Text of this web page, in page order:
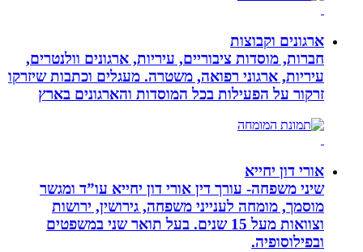
ארגונים וקבוצות
חברות, מוסדות ציבוריים, עיריות, ארגונים וולנטרים,
עיריות, ארגוני רפואה, משטרה. מעגלים וכתבות שיזרקו
זרקור על הפעילות בכל המוסדות והארגונים בארץ
אורי דון יחייא
שיני משפחה- עורך דין אורי דון יחייא עו”ד ומגשר
מוסמך, מומחה לענייני משפחה, גירושין, ירושות
וצוואות מעל 15 שנים. בעל תואר שני במשפטים
ובפילוסופיה.